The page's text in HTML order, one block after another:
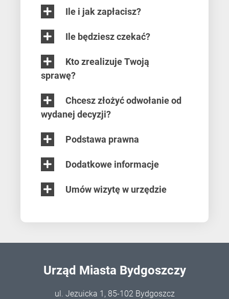
Ile i jak zapłacisz?
Ile będziesz czekać?
sprawę?
wydanej decyzji?
Podstawa prawna
Dodatkowe informacje
Umów wizytę w urzędzie
Urząd Miasta Bydgoszczy
ul. Jezuicka 1, 85-102 Bydgoszcz